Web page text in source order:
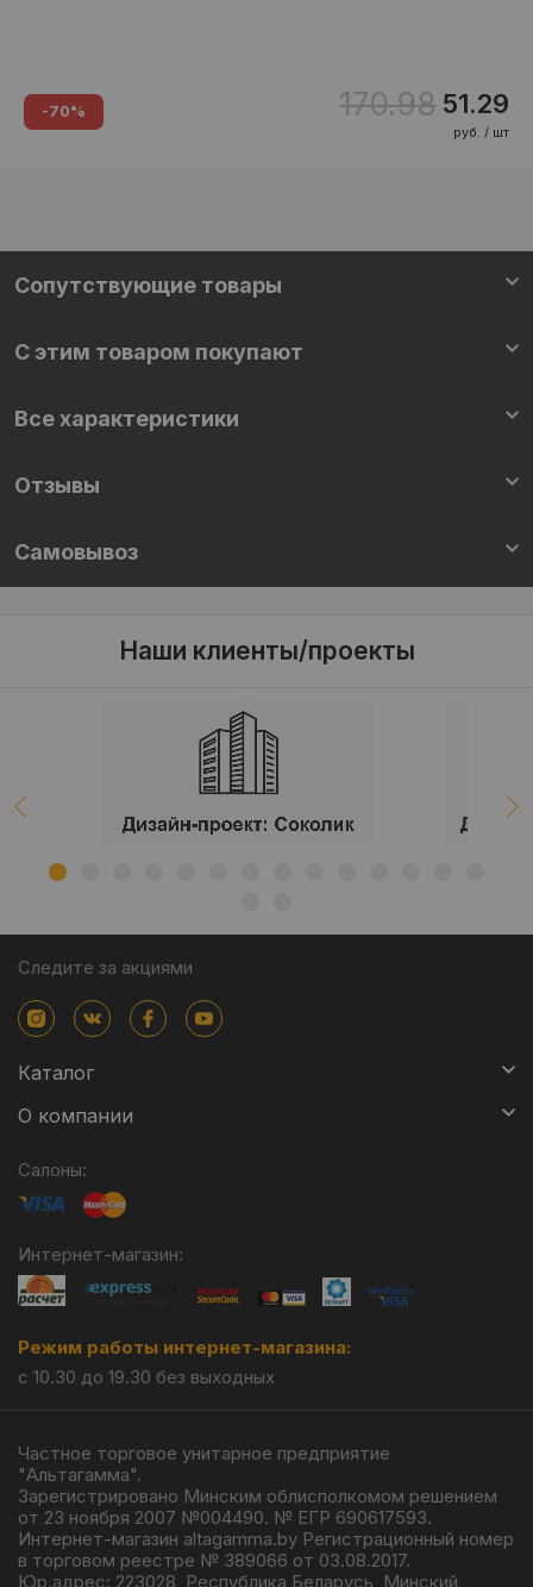
-70% 170.98 51.29
руб. / шт
Сопутствующие товары
С этим товаром покупают
Все характеристики
Отзывы
Самовывоз
Наши клиенты/проекты
Следите за акциями
Каталог
О компании
Салоны:
Интернет-магазин:
Режим работы интернет-магазина:
с 10.30 до 19.30 без выходных
Частное торговое унитарное предприятие
"Альтагамма".
Зарегистрировано Минским облисполкомом решением
от 23 ноября 2007 №004490. № ЕГР 690617593.
Интернет-магазин altagamma.by Регистрационный номер
в торговом реестре № 389066 от 03.08.2017.
Юр.адрес: 223028, Республика Беларусь, Минский